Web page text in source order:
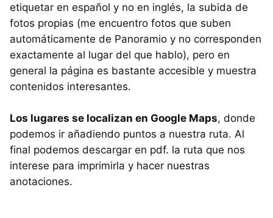
etiquetar en español y no en inglés, la subida de
fotos propias (me encuentro fotos que suben
automáticamente de Panoramio y no corresponden
exactamente al lugar del que hablo), pero en
general la página es bastante accesible y muestra
contenidos interesantes.
Los lugares se localizan en Google Maps, donde
podemos ir añadiendo puntos a nuestra ruta. Al
final podemos descargar en pdf. la ruta que nos
interese para imprimirla y hacer nuestras
anotaciones.